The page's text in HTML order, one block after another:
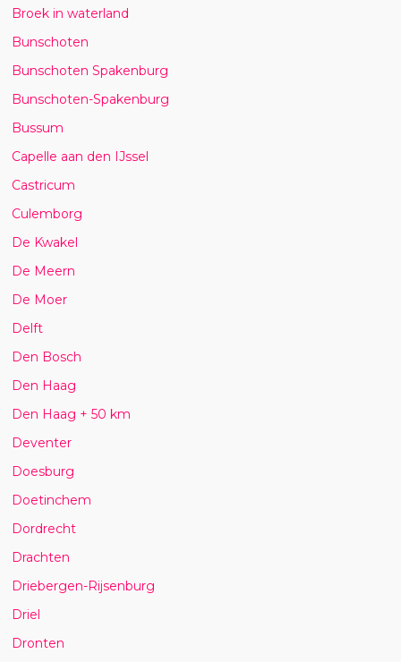
Broek in waterland
Bunschoten
Bunschoten Spakenburg
Bunschoten-Spakenburg
Bussum
Capelle aan den IJssel
Castricum
Culemborg
De Kwakel
De Meern
De Moer
Delft
Den Bosch
Den Haag
Den Haag + 50 km
Deventer
Doesburg
Doetinchem
Dordrecht
Drachten
Driebergen-Rijsenburg
Driel
Dronten